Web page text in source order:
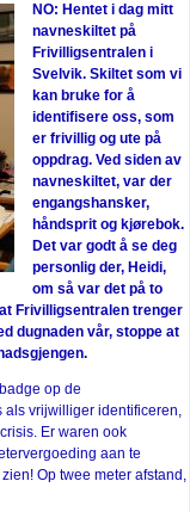
NO: Hentet i dag mitt
navneskiltet på
Frivilligsentralen i
Svelvik. Skiltet som vi
kan bruke for å
identifisere oss, som
er frivillig og ute på
oppdrag. Ved siden av
navneskiltet, var der
engangshansker,
håndsprit og kjørebok.
Det var godt å se deg
personlig der, Heidi,
om så var det på to
Frivilligsentralen trenger
dugnaden vår, stoppe at
op de
als vrijwilliger identificeren,
Er waren ook
aan te
Op twee meter afstand,